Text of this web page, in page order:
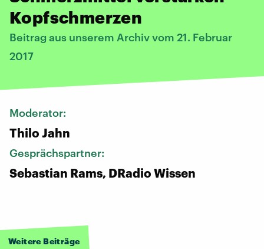
Kopfschmerzen
Beitrag aus unserem Archiv vom 21. Februar
2017
Moderator:
Thilo Jahn
Gesprächspartner:
Sebastian Rams, DRadio Wissen
Weitere Beiträge